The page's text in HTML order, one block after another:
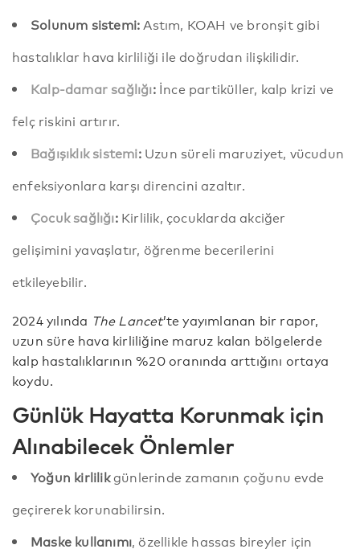
Solunum sistemi: Astım, KOAH ve bronşit gibi
hastalıklar hava kirliliği ile doğrudan ilişkilidir.
Kalp-damar sağlığı:İnce partiküller, kalp krizi ve
felç riskini artırır.
Bağışıklık sistemi:Uzun süreli maruziyet, vücudun
enfeksiyonlara karşı direncini azaltır.
Çocuk sağlığı:Kirlilik, çocuklarda akciğer
gelişimini yavaşlatır, öğrenme becerilerini
etkileyebilir.
2024 yılında The Lancet’te yayımlanan bir rapor,
uzun süre hava kirliliğine maruz kalan bölgelerde
kalp hastalıklarının %20 oranında arttığını ortaya
koydu.
Günlük Hayatta Korunmak için
Alınabilecek Önlemler
Yoğun kirlilikgünlerinde zamanın çoğunu evde
geçirerek korunabilirsin.
Maske kullanımı, özellikle hassas bireyler için